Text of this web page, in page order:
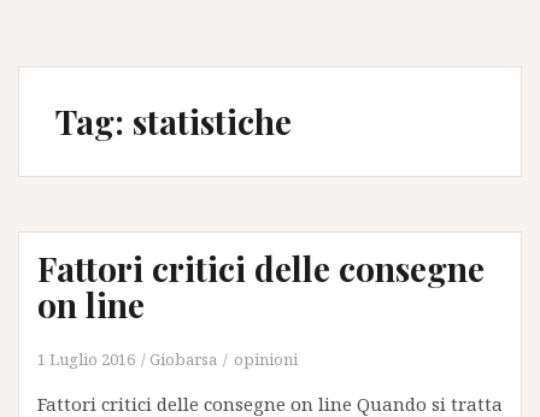
Tag: statistiche
Fattori critici delle consegne
on line
1 Luglio 2016 Giobarsa opinioni
Fattori critici delle consegne on line Quando si tratta